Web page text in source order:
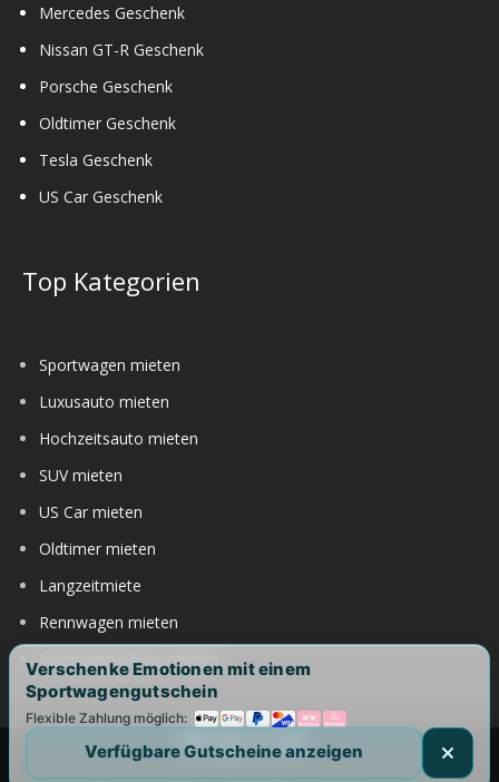
Mercedes Geschenk
Nissan GT-R Geschenk
Porsche Geschenk
Oldtimer Geschenk
Tesla Geschenk
US Car Geschenk
Top Kategorien
Sportwagen mieten
Luxusauto mieten
Hochzeitsauto mieten
SUV mieten
US Car mieten
Oldtimer mieten
Langzeitmiete
Rennwagen mieten
Nürburgring Auto mieten
Verschenke Emotionen mit einem
Sportwagengutschein
Flexible Zahlung möglich:
Verfügbare Gutscheine anzeigen